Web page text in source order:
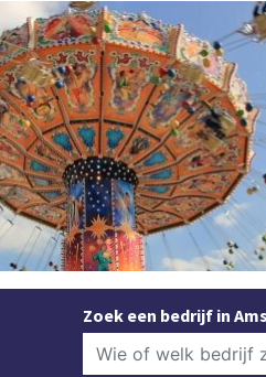
Zoek een bedrijf in